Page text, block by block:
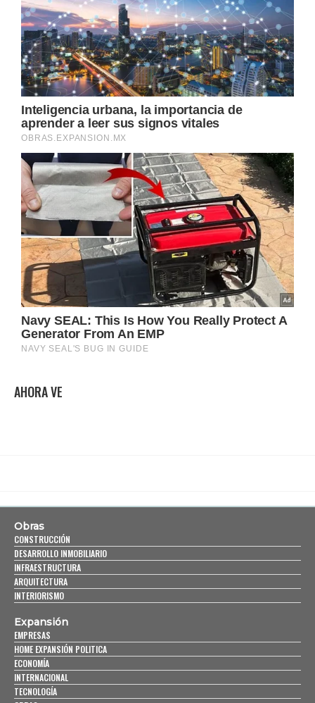
AHORA VE
Obras
CONSTRUCCIÓN
DESARROLLO INMOBILIARIO
INFRAESTRUCTURA
ARQUITECTURA
INTERIORISMO
Expansión
EMPRESAS
HOME EXPANSIÓN POLITICA
ECONOMÍA
INTERNACIONAL
TECNOLOGÍA